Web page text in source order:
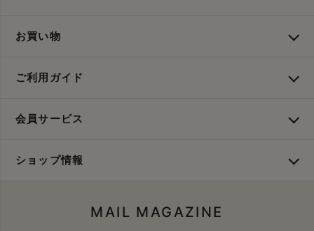
お買い物
ご利用ガイド
会員サービス
ショップ情報
MAIL MAGAZINE